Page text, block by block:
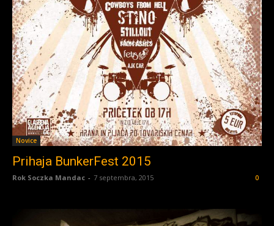
Novice
Prihaja BunkerFest 2015
Rok Soczka Mandac - 7 septembra, 2015 0